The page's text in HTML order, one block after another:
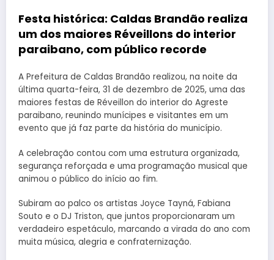
Festa histórica: Caldas Brandão realiza
um dos maiores Réveillons do interior
paraibano, com público recorde
A Prefeitura de Caldas Brandão realizou, na noite da
última quarta-feira, 31 de dezembro de 2025, uma das
maiores festas de Réveillon do interior do Agreste
paraibano, reunindo munícipes e visitantes em um
evento que já faz parte da história do município.
A celebração contou com uma estrutura organizada,
segurança reforçada e uma programação musical que
animou o público do início ao fim.
Subiram ao palco os artistas Joyce Tayná, Fabiana
Souto e o DJ Triston, que juntos proporcionaram um
verdadeiro espetáculo, marcando a virada do ano com
muita música, alegria e confraternização.